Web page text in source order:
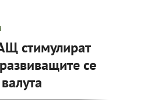
стимулират
се